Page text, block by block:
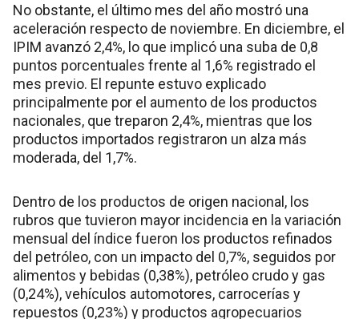
No obstante, el último mes del año mostró una
aceleración respecto de noviembre. En diciembre, el
IPIM avanzó 2,4%, lo que implicó una suba de 0,8
puntos porcentuales frente al 1,6% registrado el
mes previo. El repunte estuvo explicado
principalmente por el aumento de los productos
nacionales, que treparon 2,4%, mientras que los
productos importados registraron un alza más
moderada, del 1,7%.
Dentro de los productos de origen nacional, los
rubros que tuvieron mayor incidencia en la variación
mensual del índice fueron los productos refinados
del petróleo, con un impacto del 0,7%, seguidos por
alimentos y bebidas (0,38%), petróleo crudo y gas
(0,24%), vehículos automotores, carrocerías y
repuestos (0,23%) y productos agropecuarios